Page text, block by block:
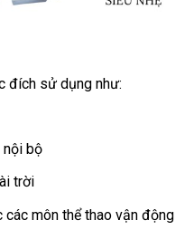
đích sử dụng như:
nội bộ
trời
môn thể thao vận động